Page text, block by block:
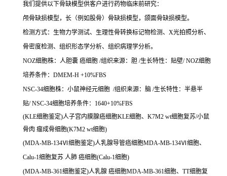
我们提供以下骨缺模型供客户进行药物临床前研究：
颅骨缺损模型，长（例如股骨）骨缺损模型，颌面骨缺损模型。
检测方式：生物力学测试、生理性骨转换标记物检测、X光拍照分析、
骨密度检测、组织形态学分析、组织病理学分析。
NOZ细胞株：人胆囊 癌细胞 /组织来源：胆 /生长特性：贴壁/ NOZ细胞
培养条件：DMEM-H +10%FBS
NSC-34细胞株：小鼠神经元细胞 /组织来源：脑 /生长特性：半悬半
贴/ NSC-34细胞培养条件：1640+10%FBS
(KLE细胞鉴定)人子宫内膜腺癌细胞KLE细胞、K7M2 wt细胞复苏/小鼠
骨肉 瘤成骨细胞(K7M2 wt细胞)
(MDA-MB-134Ⅵ细胞鉴定)人乳腺导管癌细胞MDA-MB-134Ⅵ细胞、
Calu-1细胞复苏 人肺 癌细胞(Calu-1细胞)
(MDA-MB-361细胞鉴定)人乳腺 癌细胞MDA-MB-361细胞、TT细胞复